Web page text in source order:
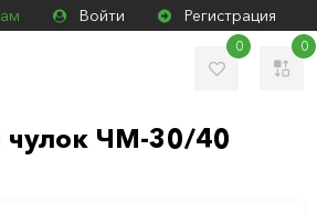
Войти Регистрация
0 0
ЧМ-30/40